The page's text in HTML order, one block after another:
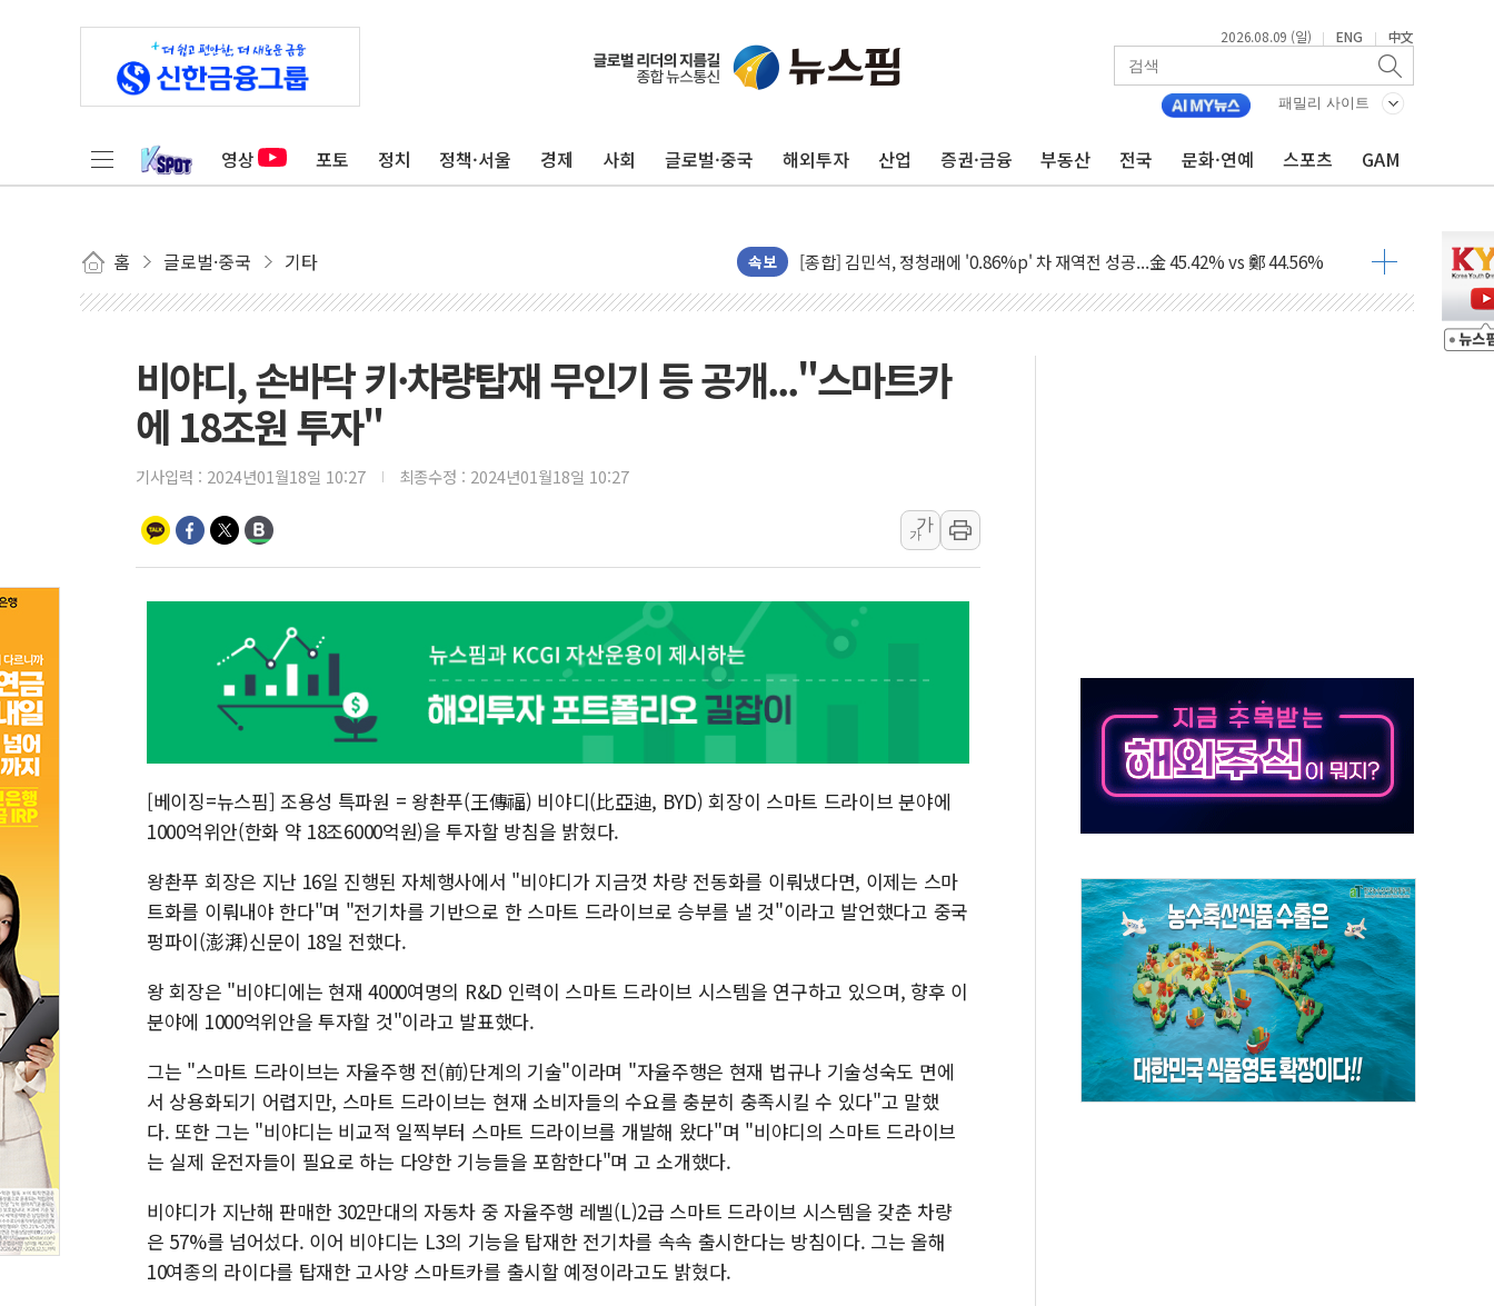
2026.08.09 (일) | ENG | 中文
패밀리 사이트
영상 포토 정치 정책·서울 경제 사회 글로벌·중국 해외투자 산업 증권·금융 부동산 전국 문화·연예 스포츠 GAM
홈 글로벌·중국 기타 속보
포항시 재난예산 40억 긴급 투입…고수온 양식장 복구·지원 '총력'
울진·영덕 '호우특보'-포항 '산사태 주의보'...경북도, 호우 피해·통제구간 없어
인천 합동연설회 나선 송영길·정청래·김민석 당대표 후보
김민석, 2주차 제주·인천 경선서 정청래에 승리...47.75% vs 42.08%
[속보] 민주, 제주·인천 경선 결과 발표...김민석 47.75% 정청래 42.08%
[속보] 민주, 인천 경선 결과 발표...김민석 45.09% 정청래 43.27% 송영길 11.63%
강릉·동해·삼척 시간당 최대 50㎜ 폭우…강원 동해안 강한 비 이어져
폐기물 수거하다 참변…60대 환경미화원 수거차에 치여 사망
李대통령 "결혼 때문에 손해 보는 일 없게"…'결혼 페널티' 22개 과제 손본다
추미애, '위안부' 피해자 기림의 날 참석..."국제적 시민 연대로 목소리 내야"
인천 선재도 갯벌서 해루질 중 실종 60대 나흘만에 숨진 채 발견
인천서 말다툼 중 어머니 흉기 살해 10대 아들 체포
'화합' 꺼낸 김민석에 '뻔뻔' 받아친 정청래…제주 연설서 신경전 고조
비야디, 손바닥 키·차량탑재 무인기 등 공개..."스마트카
에 18조원 투자"
기사입력 : 2024년01월18일 10:27 최종수정 : 2024년01월18일 10:27
가
가
[베이징=뉴스핌] 조용성 특파원 = 왕촨푸(王傳福) 비야디(比亞迪, BYD) 회장이 스마트 드라이브 분야에
1000억위안(한화 약 18조6000억원)을 투자할 방침을 밝혔다.
왕촨푸 회장은 지난 16일 진행된 자체행사에서 "비야디가 지금껏 차량 전동화를 이뤄냈다면, 이제는 스마
트화를 이뤄내야 한다"며 "전기차를 기반으로 한 스마트 드라이브로 승부를 낼 것"이라고 발언했다고 중국
펑파이(澎湃)신문이 18일 전했다.
왕 회장은 "비야디에는 현재 4000여명의 R&D 인력이 스마트 드라이브 시스템을 연구하고 있으며, 향후 이
분야에 1000억위안을 투자할 것"이라고 발표했다.
그는 "스마트 드라이브는 자율주행 전(前)단계의 기술"이라며 "자율주행은 현재 법규나 기술성숙도 면에
서 상용화되기 어렵지만, 스마트 드라이브는 현재 소비자들의 수요를 충분히 충족시킬 수 있다"고 말했
다. 또한 그는 "비야디는 비교적 일찍부터 스마트 드라이브를 개발해 왔다"며 "비야디의 스마트 드라이브
는 실제 운전자들이 필요로 하는 다양한 기능들을 포함한다"며 고 소개했다.
비야디가 지난해 판매한 302만대의 자동차 중 자율주행 레벨(L)2급 스마트 드라이브 시스템을 갖춘 차량
은 57%를 넘어섰다. 이어 비야디는 L3의 기능을 탑재한 전기차를 속속 출시한다는 방침이다. 그는 올해
10여종의 라이다를 탑재한 고사양 스마트카를 출시할 예정이라고도 밝혔다.